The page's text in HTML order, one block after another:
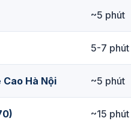
~5 phút
5-7 phút
Hà Nội ~5 phút
~15 phút